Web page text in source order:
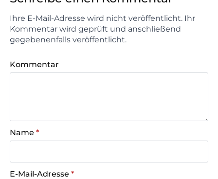
Ihre E-Mail-Adresse wird nicht veröffentlicht. Ihr
Kommentar wird geprüft und anschließend
gegebenenfalls veröffentlicht.
Kommentar
Name *
E-Mail-Adresse *